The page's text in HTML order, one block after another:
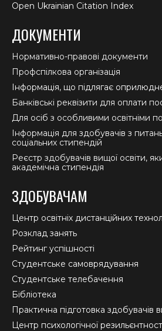
Open Ukrainian Citation Index
ДОКУМЕНТИ
Нормативно-правові документи
Профспілкова організація
Інформація, що підлягає
Банківські реквізити для оплати
Для осіб з особливими освітніми
Інформація для здобувачів з
соціальних стипендій
Реєстр здобувачів вищої освіти,
академічна стипендія
ЗДОБУВАЧАМ
Центр освітніх дистанційних
Розклад занять
Рейтинг успішності
Студентське самоврядування
Студентське телебачення
Бібліотека
Практична підготовка здобувачів
Центр психологічної